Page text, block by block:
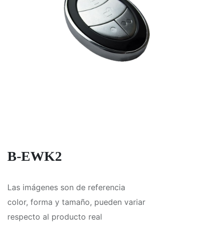
B-EWK2
Las imágenes son de referencia
color, forma y tamaño, pueden variar
respecto al producto real